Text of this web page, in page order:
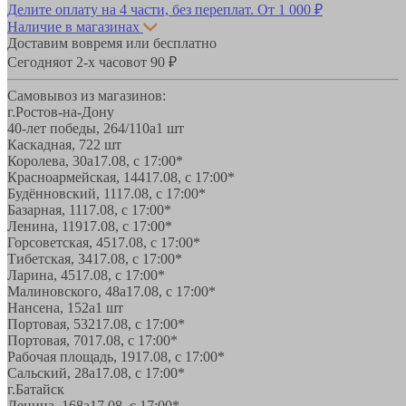
Делите оплату на 4 части, без переплат. От 1 000 ₽
Наличие в магазинах
Доставим вовремя или бесплатно
Сегодняот 2-х часовот 90 ₽
Самовывоз из магазинов:
г.Ростов-на-Дону
40-лет победы, 264/110а1 шт
Каскадная, 722 шт
Королева, 30а17.08, с 17:00*
Красноармейская, 14417.08, с 17:00*
Будённовский, 1117.08, с 17:00*
Базарная, 1117.08, с 17:00*
Ленина, 11917.08, с 17:00*
Горсоветская, 4517.08, с 17:00*
Тибетская, 3417.08, с 17:00*
Ларина, 4517.08, с 17:00*
Малиновского, 48а17.08, с 17:00*
Нансена, 152а1 шт
Портовая, 53217.08, с 17:00*
Портовая, 7017.08, с 17:00*
Рабочая площадь, 1917.08, с 17:00*
Сальский, 28a17.08, с 17:00*
г.Батайск